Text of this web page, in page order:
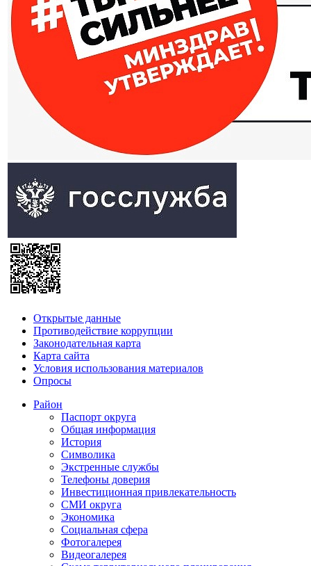
Открытые данные
Противодействие коррупции
Законодательная карта
Карта сайта
Условия использования материалов
Опросы
Район
Паспорт округа
Общая информация
История
Символика
Экстренные службы
Телефоны доверия
Инвестиционная привлекательность
СМИ округа
Экономика
Социальная сфера
Фотогалерея
Видеогалерея